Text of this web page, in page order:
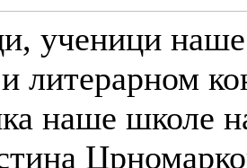
ученици наше
литерарном
наше школе